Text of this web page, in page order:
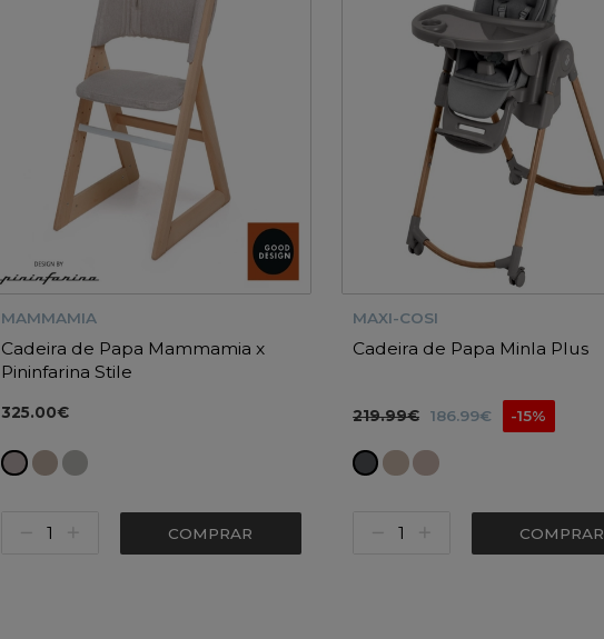
MAMMAMIA
Cadeira de Papa Mammamia x
Pininfarina Stile
325.00€
COMPRAR
MAXI-COSI
Cadeira de Papa Minla Plus
219.99€ 186.99€ -15%
COMPRAR